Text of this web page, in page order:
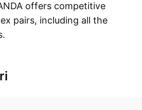
offers competitive
pairs, including all the
of choice for traders who
OANDA has affiliates in the